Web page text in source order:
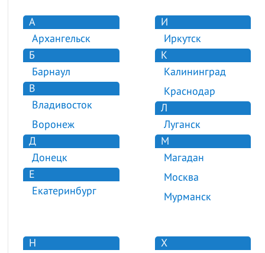
А
Архангельск
Б
Барнаул
В
Владивосток
Воронеж
Д
Донецк
Е
Екатеринбург
И
Иркутск
К
Калининград
Краснодар
Л
Луганск
М
Магадан
Москва
Мурманск
Н
Х